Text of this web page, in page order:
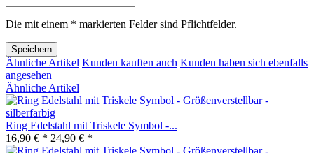
Die mit einem * markierten Felder sind Pflichtfelder.
Speichern
Ähnliche Artikel Kunden kauften auch Kunden haben sich ebenfalls
angesehen
Ähnliche Artikel
Ring Edelstahl mit Triskele Symbol -...
16,90 € * 24,90 € *